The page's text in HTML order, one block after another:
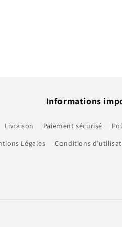
Informations
Livraison Paiement sécurisé
Légales
Conditions